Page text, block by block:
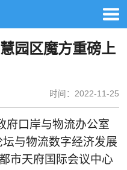
园区魔方重磅上
时间：2022-11-25
府口岸与物流办公室
与物流数字经济发展
市天府国际会议中心